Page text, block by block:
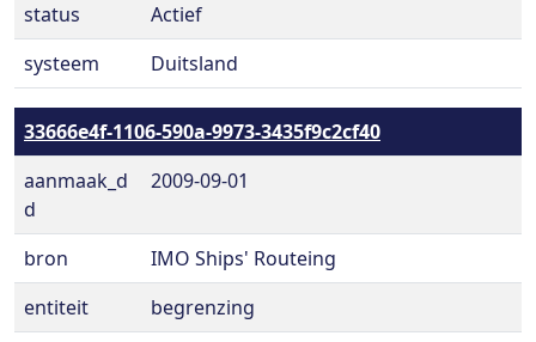
status
Actief
systeem
Duitsland
33666e4f-1106-590a-9973-3435f9c2cf40
aanmaak_d
d
2009-09-01
bron
IMO Ships' Routeing
entiteit
begrenzing